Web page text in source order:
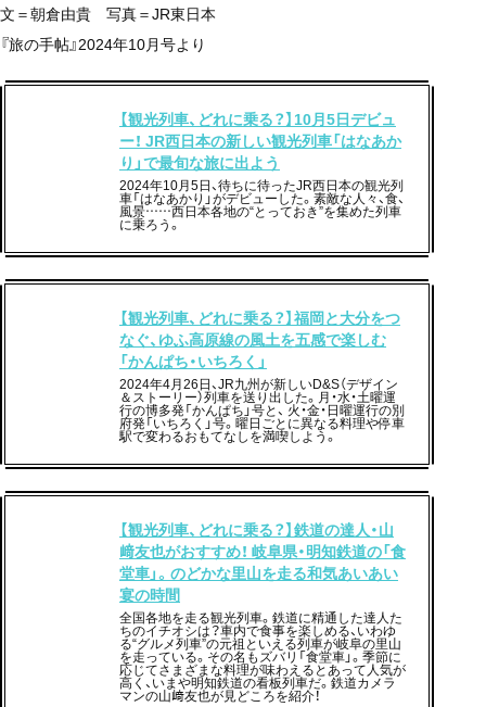
文＝朝倉由貴 写真＝JR東日本
『旅の手帖』2024年10月号より
【観光列車、どれに乗る？】10月5日デビュ
ー！ JR西日本の新しい観光列車「はなあか
り」で最旬な旅に出よう
2024年10月5日、待ちに待ったJR西日本の観光列
車「はなあかり」がデビューした。素敵な人々、食、
風景……西日本各地の“とっておき”を集めた列車
に乗ろう。
【観光列車、どれに乗る？】福岡と大分をつ
なぐ、ゆふ高原線の風土を五感で楽しむ
「かんぱち・いちろく」
2024年4月26日、JR九州が新しいD&S（デザイン
＆ストーリー）列車を送り出した。月・水・土曜運
行の博多発「かんぱち」号と、 火・金・日曜運行の別
府発「いちろく」号。曜日ごとに異なる料理や停車
駅で変わるおもてなしを満喫しよう。
【観光列車、どれに乗る？】鉄道の達人・山
﨑友也がおすすめ！ 岐阜県・明知鉄道の「食
堂車」。のどかな里山を走る和気あいあい
宴の時間
全国各地を走る観光列車。鉄道に精通した達人た
ちのイチオシは？車内で食事を楽しめる、いわゆ
る“グルメ列車”の元祖といえる列車が岐阜の里山
を走っている。その名もズバリ「食堂車」。季節に
応じてさまざまな料理が味わえるとあって人気が
高く、いまや明知鉄道の看板列車だ。鉄道カメラ
マンの山﨑友也が見どころを紹介！